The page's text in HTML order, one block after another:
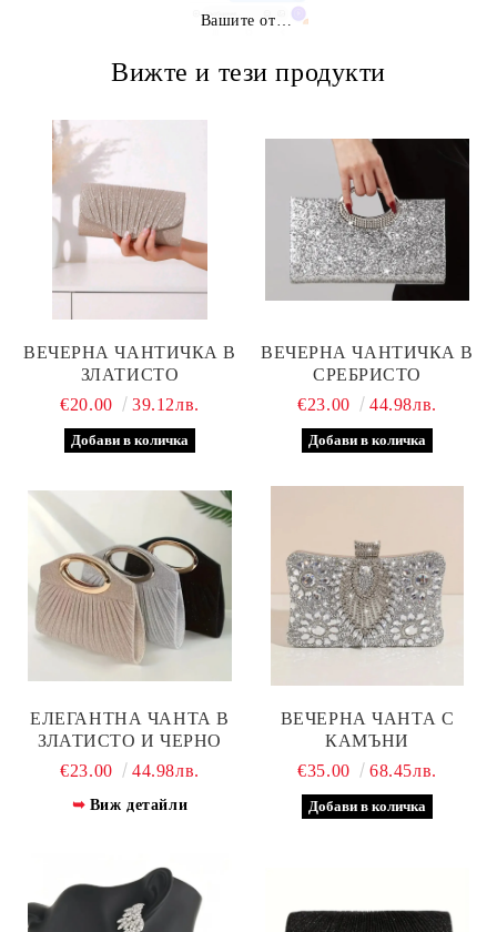
Вижте и тези продукти
ВЕЧЕРНА ЧАНТИЧКА В
ЗЛАТИСТО
€20.00
39.12лв.
ВЕЧЕРНА ЧАНТИЧКА В
СРЕБРИСТО
€23.00
44.98лв.
ЕЛЕГАНТНА ЧАНТА В
ЗЛАТИСТО И ЧЕРНО
€23.00
44.98лв.
Виж детайли
ВЕЧЕРНА ЧАНТА С
КАМЪНИ
€35.00
68.45лв.